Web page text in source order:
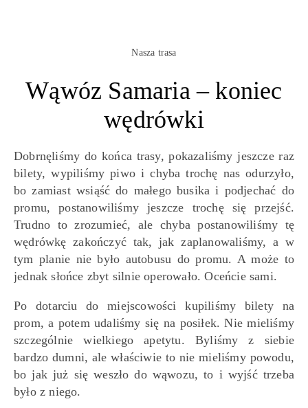
Nasza trasa
Wąwóz Samaria – koniec
wędrówki
Dobrnęliśmy do końca trasy, pokazaliśmy jeszcze raz
bilety, wypiliśmy piwo i chyba trochę nas odurzyło,
bo zamiast wsiąść do małego busika i podjechać do
promu, postanowiliśmy jeszcze trochę się przejść.
Trudno to zrozumieć, ale chyba postanowiliśmy tę
wędrówkę zakończyć tak, jak zaplanowaliśmy, a w
tym planie nie było autobusu do promu. A może to
jednak słońce zbyt silnie operowało. Oceńcie sami.
Po dotarciu do miejscowości kupiliśmy bilety na
prom, a potem udaliśmy się na posiłek. Nie mieliśmy
szczególnie wielkiego apetytu. Byliśmy z siebie
bardzo dumni, ale właściwie to nie mieliśmy powodu,
bo jak już się weszło do wąwozu, to i wyjść trzeba
było z niego.